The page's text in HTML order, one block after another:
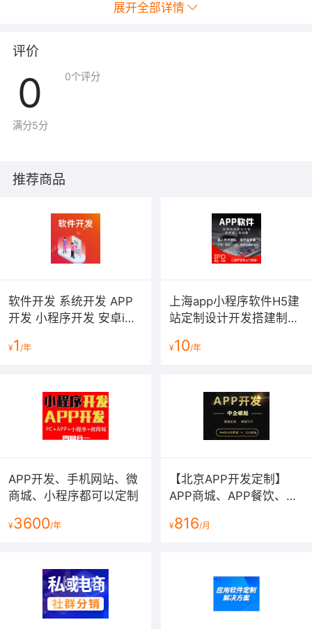
展开全部详情
评价
0
满分5分
0个评分
推荐商品
软件开发 系统开发 APP
开发 小程序开发 安卓iOS
¥1/年
上海app小程序软件H5建
站定制设计开发搭建制作
司商城企业服务
¥10/年
APP开发、手机网站、微
商城、小程序都可以定制
¥3600/年
【北京APP开发定制】
APP商城、APP餐饮、任
¥816/月